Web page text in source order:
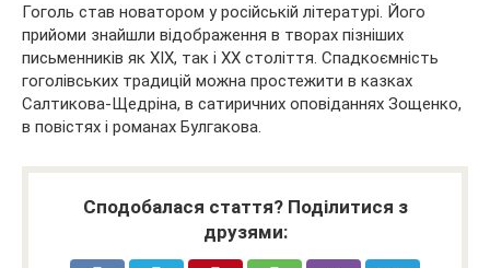
Гоголь став новатором у російській літературі. Його
прийоми знайшли відображення в творах пізніших
письменників як XIX, так і XX століття. Спадкоємність
гоголівських традицій можна простежити в казках
Салтикова-Щедріна, в сатиричних оповіданнях Зощенко,
в повістях і романах Булгакова.
Сподобалася стаття? Поділитися з
друзями: